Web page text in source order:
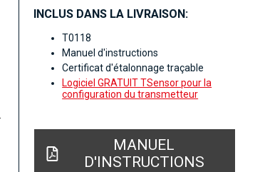
INCLUS DANS LA LIVRAISON:
T0118
Manuel d'instructions
Certificat d'étalonnage traçable
Logiciel GRATUIT TSensor pour la
configuration du transmetteur
MANUEL
D'INSTRUCTIONS